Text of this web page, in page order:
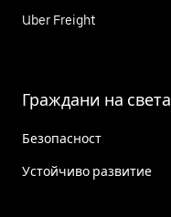
Uber Freight
Граждани на света
Безопасност
Устойчиво развитие